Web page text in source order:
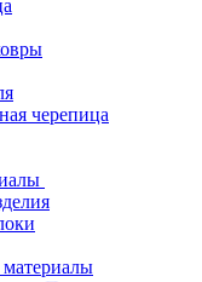
черепица